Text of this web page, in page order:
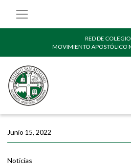
RED DE
MOVIMIENTO APOSTÓLICO
Junio 15, 2022
Noticias